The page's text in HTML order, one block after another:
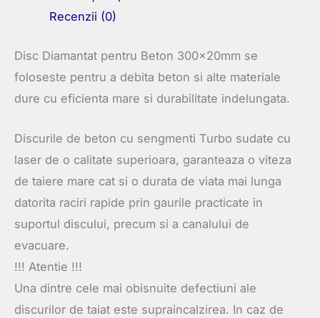
Recenzii (0)
Disc Diamantat pentru Beton 300×20mm se
foloseste pentru a debita beton si alte materiale
dure cu eficienta mare si durabilitate indelungata.
Discurile de beton cu sengmenti Turbo sudate cu
laser de o calitate superioara, garanteaza o viteza
de taiere mare cat si o durata de viata mai lunga
datorita raciri rapide prin gaurile practicate in
suportul discului, precum si a canalului de
evacuare.
!!! Atentie !!!
Una dintre cele mai obisnuite defectiuni ale
discurilor de taiat este supraincalzirea. In caz de